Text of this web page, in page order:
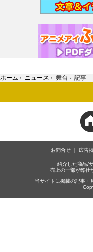
ホーム › ニュース › 舞台 › 記事
お問合せ 広告
紹介した商品/
売上の一部が弊社
当サイトに掲載の記事・